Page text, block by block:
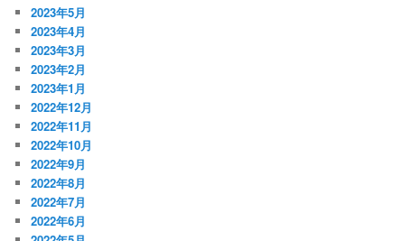
2023年5月
2023年4月
2023年3月
2023年2月
2023年1月
2022年12月
2022年11月
2022年10月
2022年9月
2022年8月
2022年7月
2022年6月